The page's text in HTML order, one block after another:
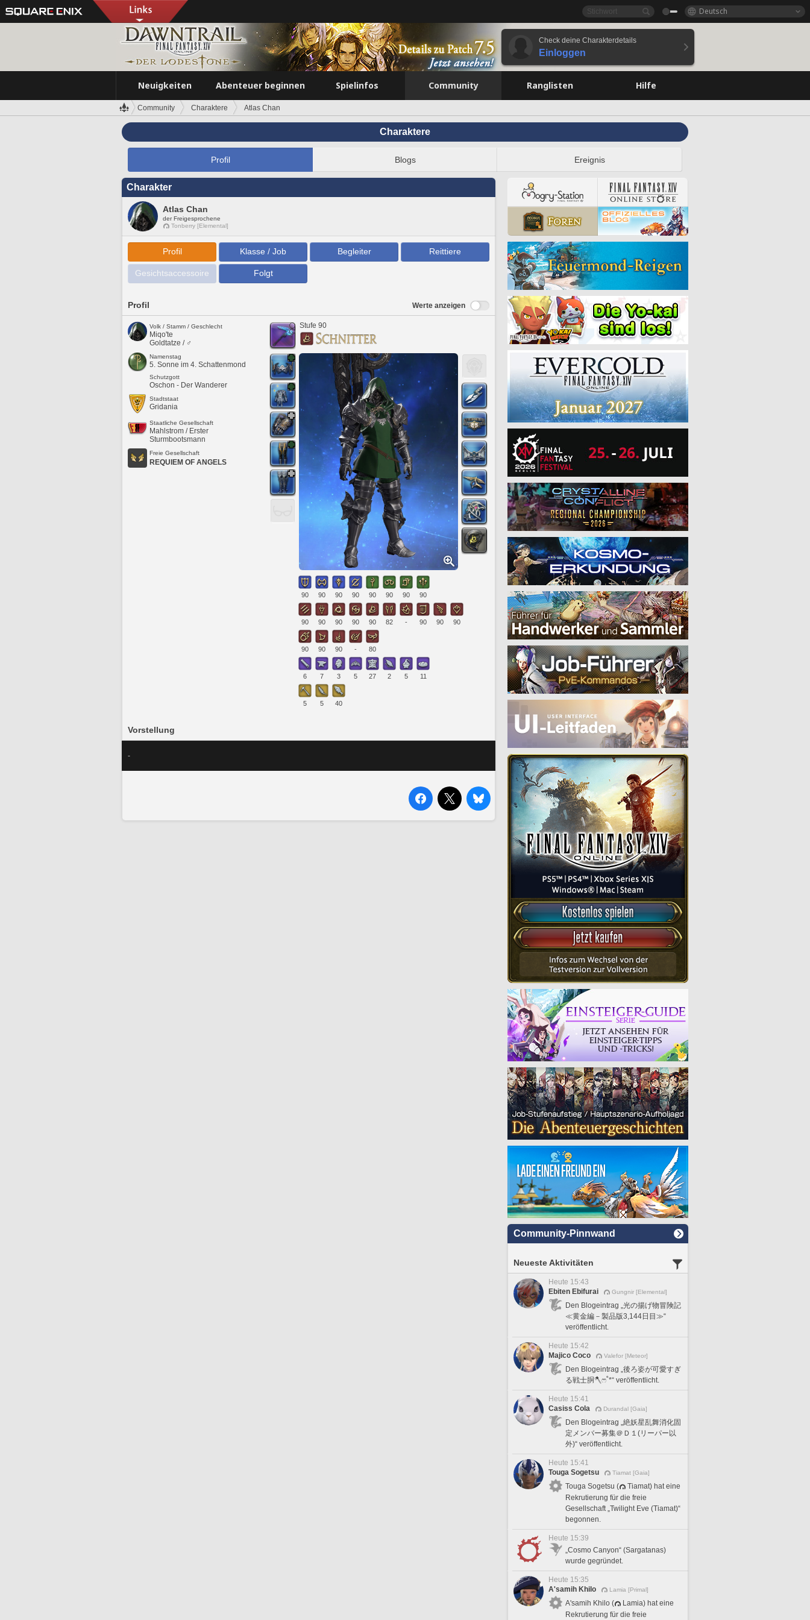
Deutsch
Check deine Charakterdetails
Einloggen
Neuigkeiten Abenteuer beginnen Spielinfos Community Ranglisten Hilfe
Community Charaktere Atlas Chan
Charaktere
Profil Blogs Ereignis
Charakter
Atlas Chan
der Freigesprochene
Tonberry [Elemental]
Profil Klasse / Job Begleiter Reittiere
Gesichtsaccessoire Folgt
Profil Werte anzeigen
Volk / Stamm / Geschlecht
Miqo'te
Goldtatze / ♂
Namenstag
5. Sonne im 4. Schattenmond
Schutzgott
Oschon - Der Wanderer
Stadtstaat
Gridania
Staatliche Gesellschaft
Mahlstrom / Erster
Sturmbootsmann
Freie Gesellschaft
REQUIEM OF ANGELS
Stufe 90
90 90 90 90 90 90 90 90
90 90 90 90 90 82 - 90 90 90
90 90 90 - 80
6 7 3 5 27 2 5 11
5 5 40
Vorstellung
-
Community-Pinnwand
Neueste Aktivitäten
Heute 15:43
Ebiten Ebifurai
Gungnir [Elemental]
Den Blogeintrag „光の揚げ物冒険記
≪黄金編－製品版3,144日目≫“
veröffentlicht.
Heute 15:42
Majico Coco
Valefor [Meteor]
Den Blogeintrag „後ろ姿が可愛すぎ
る戦士胴🪓ෆ˚*“ veröffentlicht.
Heute 15:41
Casiss Cola
Durandal [Gaia]
Den Blogeintrag „絶妖星乱舞消化固
定メンバー募集＠Ｄ１(リーパー以
外)“ veröffentlicht.
Heute 15:41
Touga Sogetsu
Tiamat [Gaia]
Touga Sogetsu (
Tiamat) hat eine
Rekrutierung für die freie
Gesellschaft „Twilight Eve (Tiamat)“
begonnen.
Heute 15:39
„Cosmo Canyon“ (Sargatanas)
wurde gegründet.
Heute 15:35
A'samih Khilo
Lamia [Primal]
A'samih Khilo (
Lamia) hat eine
Rekrutierung für die freie